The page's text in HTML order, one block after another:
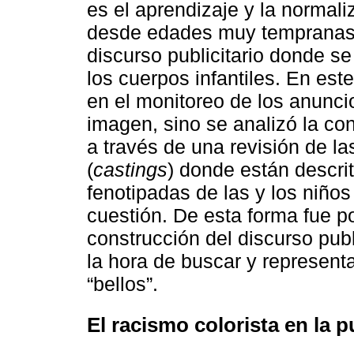
es el aprendizaje y la
desde edades muy
discurso publicitario donde
los cuerpos infantiles. En
en el monitoreo de los
imagen, sino se analizó la
a través de una revisión de
(castings) donde están
fenotipadas de las y los
cuestión. De esta forma fue
construcción del discurso
la hora de buscar y
“bellos”.
El racismo colorista en la